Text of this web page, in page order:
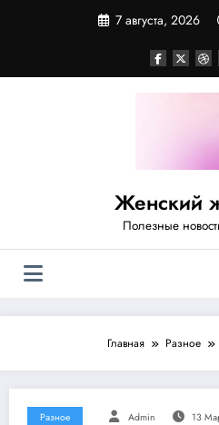
7 августа, 2026
Женский
Полезные
Главная Разное
Разное Admin 13